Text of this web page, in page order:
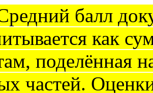
балл
как
поделённая
частей.